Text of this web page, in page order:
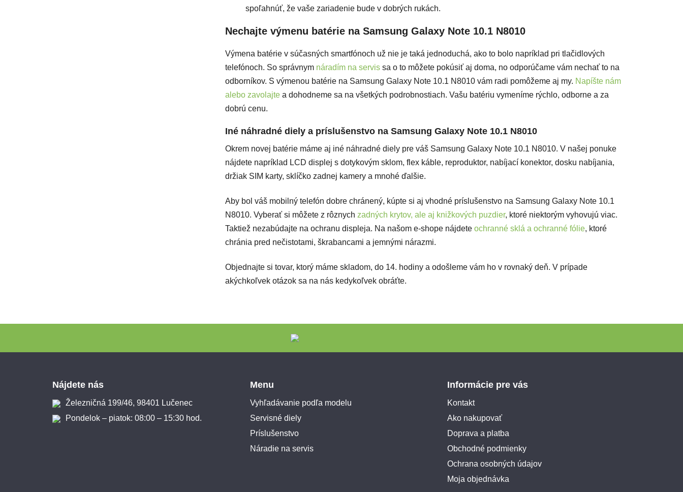
spoľahnúť, že vaše zariadenie bude v dobrých rukách.
Nechajte výmenu batérie na Samsung Galaxy Note 10.1 N8010
Výmena batérie v súčasných smartfónoch už nie je taká jednoduchá, ako to bolo napríklad pri tlačidlových
telefónoch. So správnym náradím na servis sa o to môžete pokúsiť aj doma, no odporúčame vám nechať to na
odborníkov. S výmenou batérie na Samsung Galaxy Note 10.1 N8010 vám radi pomôžeme aj my. Napíšte nám
alebo zavolajte a dohodneme sa na všetkých podrobnostiach. Vašu batériu vymeníme rýchlo, odborne a za
dobrú cenu.
Iné náhradné diely a príslušenstvo na Samsung Galaxy Note 10.1 N8010
Okrem novej batérie máme aj iné náhradné diely pre váš Samsung Galaxy Note 10.1 N8010. V našej ponuke
nájdete napríklad LCD displej s dotykovým sklom, flex káble, reproduktor, nabíjací konektor, dosku nabíjania,
držiak SIM karty, sklíčko zadnej kamery a mnohé ďalšie.
Aby bol váš mobilný telefón dobre chránený, kúpte si aj vhodné príslušenstvo na Samsung Galaxy Note 10.1
N8010. Vyberať si môžete z rôznych zadných krytov, ale aj knižkových puzdier, ktoré niektorým vyhovujú viac.
Taktiež nezabúdajte na ochranu displeja. Na našom e-shope nájdete ochranné sklá a ochranné fólie, ktoré
chránia pred nečistotami, škrabancami a jemnými nárazmi.
Objednajte si tovar, ktorý máme skladom, do 14. hodiny a odošleme vám ho v rovnaký deň. V prípade
akýchkoľvek otázok sa na nás kedykoľvek obráťte.
Nájdete nás
Železničná 199/46, 98401 Lučenec
Pondelok – piatok: 08:00 – 15:30 hod.
Menu
Vyhľadávanie podľa modelu
Servisné diely
Príslušenstvo
Náradie na servis
Informácie pre vás
Kontakt
Ako nakupovať
Doprava a platba
Obchodné podmienky
Ochrana osobných údajov
Moja objednávka